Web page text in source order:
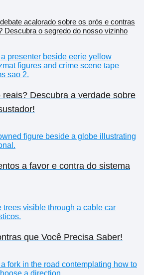
acalorado sobre os prós e contras
Descubra o segredo do nosso vizinho
Descubra a verdade sobre
a favor e contra do sistema
que Você Precisa Saber!